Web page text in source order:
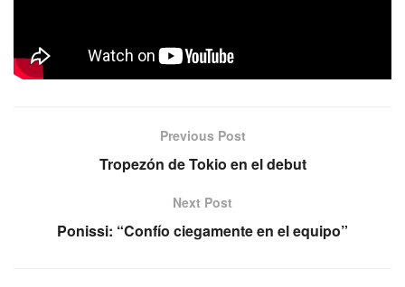
Previous Post
Tropezón de Tokio en el debut
Next Post
Ponissi: “Confío ciegamente en el equipo”